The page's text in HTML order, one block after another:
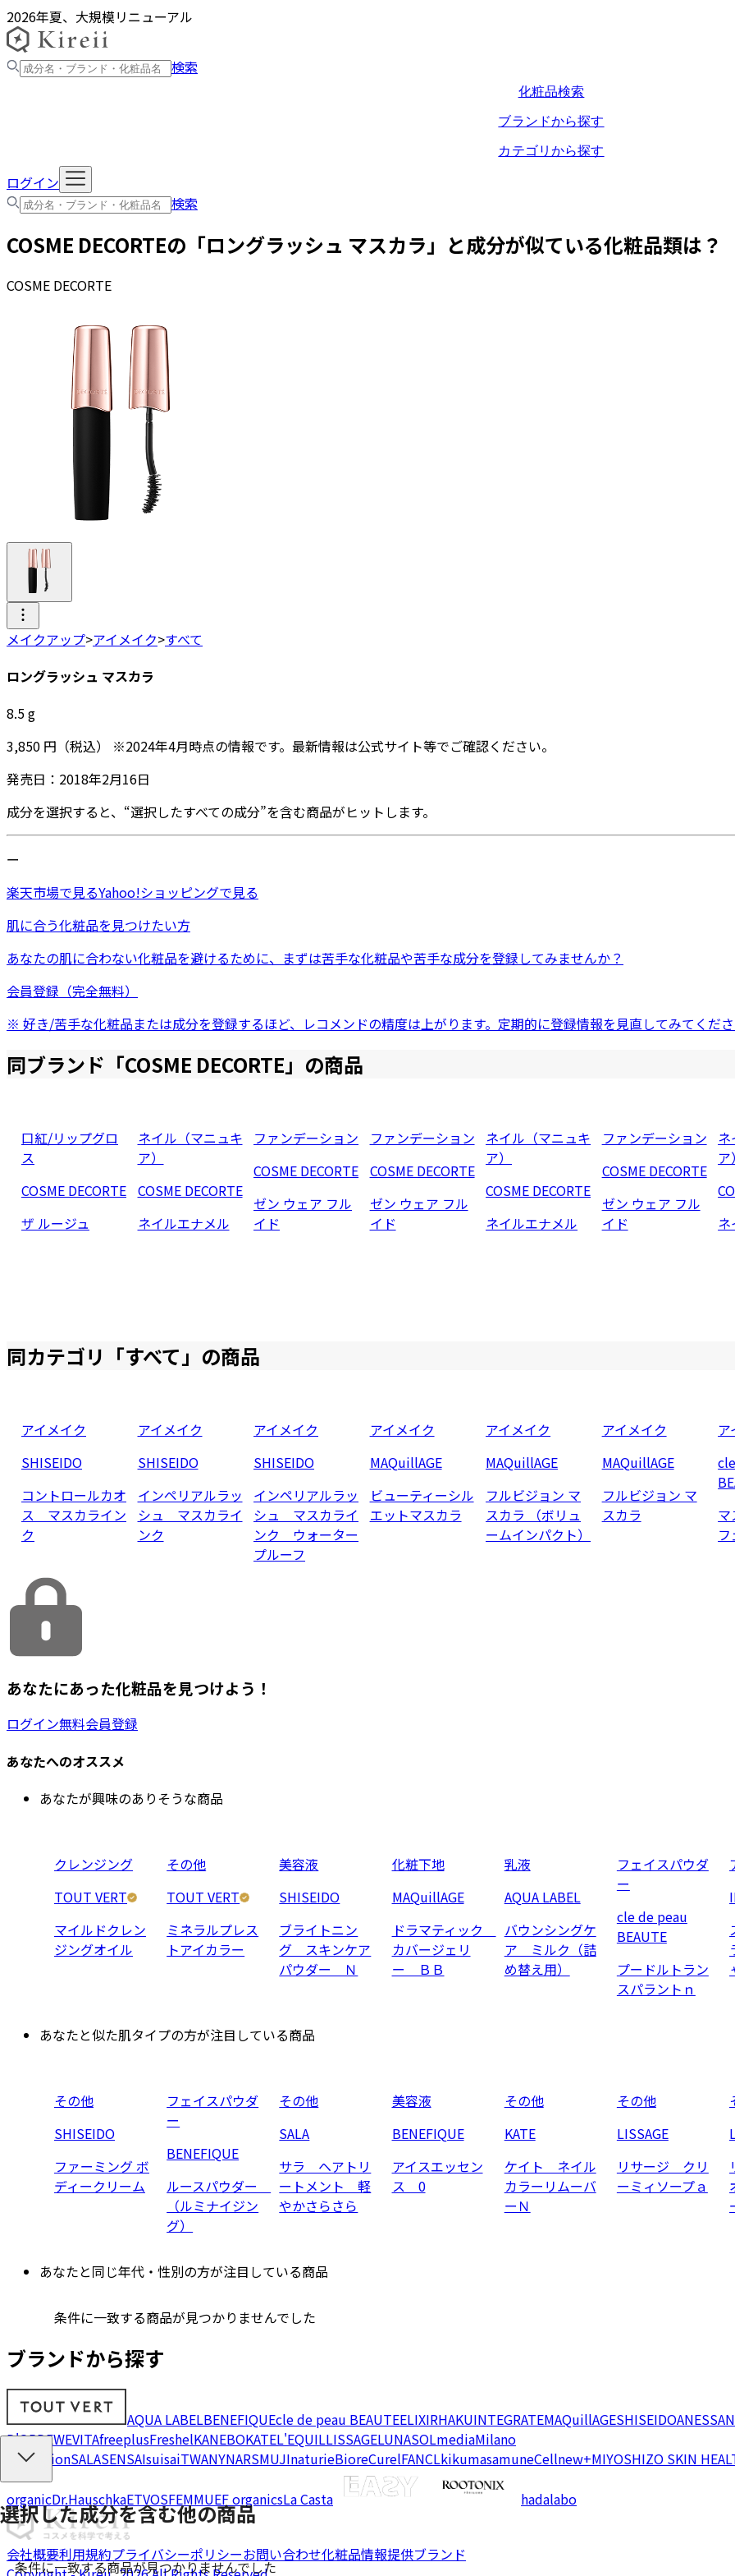
2026年夏、大規模リニューアル
検索
化粧品検索
ブランドから探す
カテゴリから探す
ログイン
検索
COSME DECORTEの「ロングラッシュ マスカラ 」と成分が似ている化粧品類は？
COSME DECORTE
メイクアップ>アイメイク>すべて
ロングラッシュ マスカラ
8.5g
3,850 円 （税込） ※2024年4月時点の情報です。最新情報は公式サイト等でご確認ください。
発売日： 2018年2月16日
成分を選択すると、“選択したすべての成分”を含む商品がヒットします。
ー
楽天市場で見るYahoo!ショッピングで見る
肌に合う化粧品を見つけたい方
あなたの肌に合わない化粧品を避けるために、まずは苦手な化粧品や苦手な成分を登録してみませんか？
会員登録（完全無料）
※ 好き/苦手な化粧品または成分を登録するほど、レコメンドの精度は上がります。定期的に登録情報を見直してみてくだ
同ブランド「COSME DECORTE」の商品
口紅/リップグロ
ス
COSME DECORTE
ザ ルージュ
ネイル（マニュキ
ア）
COSME DECORTE
ネイルエナメル
ファンデーション
COSME DECORTE
ゼン ウェア フル
イド
ファンデーション
COSME DECORTE
ゼン ウェア フル
イド
ネイル（マニュキ
ア）
COSME DECORTE
ネイルエナメル
ファンデーション
COSME DECORTE
ゼン ウェア フル
イド
ア
同カテゴリ「すべて」の商品
アイメイク
SHISEIDO
コントロールカオ
ス マスカライン
ク
アイメイク
SHISEIDO
インペリアルラッ
シュ マスカライ
ンク
アイメイク
SHISEIDO
インペリアルラッ
シュ マスカライ
ンク ウォーター
プルーフ
アイメイク
MAQuillAGE
ビューティーシル
エットマスカラ
アイメイク
MAQuillAGE
フルビジョン マ
スカラ （ボリュ
ームインパクト）
アイメイク
MAQuillAGE
フルビジョン マ
スカラ
ア
選択した成分を含む他の商品
条件に一致する商品が見つかりませんでした
あなたにあった化粧品を見つけよう！
ログイン無料会員登録
あなたへのオススメ
あなたが興味のありそうな商品
クレンジング
TOUT VERT
マイルドクレン
ジングオイル
その他
TOUT VERT
ミネラルプレス
トアイカラー
美容液
SHISEIDO
ブライトニン
グ スキンケア
パウダー Ｎ
化粧下地
MAQuillAGE
ドラマティック
カバージェリ
ー ＢＢ
乳液
AQUA LABEL
バウンシングケ
ア ミルク（詰
め替え用）
フェイスパウダ
ー
cle de peau
BEAUTE
プードルトラン
スパラントｎ
あなたと似た肌タイプの方が注目している商品
その他
SHISEIDO
ファーミング ボ
ディークリーム
フェイスパウダ
ー
BENEFIQUE
ルースパウダー
（ルミナイジン
グ）
その他
SALA
サラ ヘアトリ
ートメント 軽
やかさらさら
美容液
BENEFIQUE
アイスエッセン
ス 0
その他
KATE
ケイト ネイル
カラーリムーバ
ーＮ
その他
LISSAGE
リサージ クリ
ーミィソープａ
あなたと同じ年代・性別の方が注目している商品
条件に一致する商品が見つかりませんでした
ブランドから探す
AQUA LABELBENEFIQUEcle de peau BEAUTEELIXIRHAKUINTEGRATEMAQuillAGESHISEIDOANESSA
D'ORDEWEVITAfreeplusFreshelKANEBOKATEL'EQUILLISSAGELUNASOLmediaMilano
CollectionSALASENSAIsuisaiTWANYNARSMUJInaturieBioreCurelFANCLkikumasamuneCellnew+MIYOSHIZO SKIN
organicDr.HauschkaETVOSFEMMUEF organicsLa Casta hadalabo
会社概要利用規約プライバシーポリシーお問い合わせ化粧品情報提供ブランド